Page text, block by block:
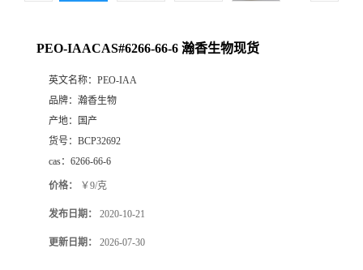
PEO-IAACAS#6266-66-6 瀚香生物现货
英文名称： PEO-IAA
品牌： 瀚香生物
产地：
国产
货号： BCP32692
cas： 6266-66-6
价格： ￥9/克
发布日期： 2020-10-21
更新日期： 2026-07-30